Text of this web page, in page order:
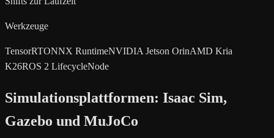
Werkzeuge
TensorRTONNX RuntimeNVIDIA Jetson OrinAMD Kria
K26ROS 2 LifecycleNode
Simulationsplattformen: Isaac Sim,
Gazebo und MuJoCo